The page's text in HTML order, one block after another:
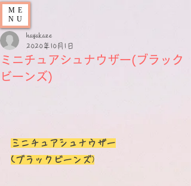
ME
NU
ミニチュアシュナウザー(ブラック
ビーンズ)
hayakaze
2020年10月1日
ミニチュアシュナウザー
(ブラックビーンズ)